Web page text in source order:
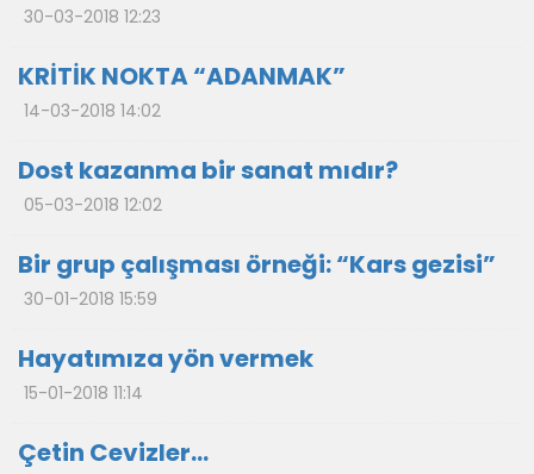
30-03-2018 12:23
KRİTİK NOKTA “ADANMAK”
14-03-2018 14:02
Dost kazanma bir sanat mıdır?
05-03-2018 12:02
Bir grup çalışması örneği: “Kars gezisi”
30-01-2018 15:59
Hayatımıza yön vermek
15-01-2018 11:14
Çetin Cevizler…